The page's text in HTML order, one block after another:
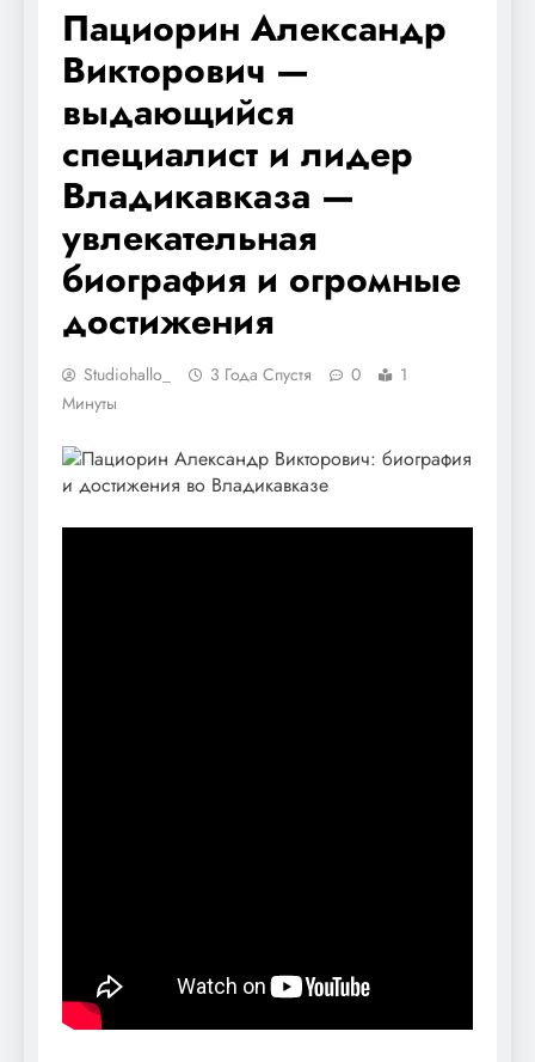
Пациорин Александр
Викторович —
выдающийся
специалист и лидер
Владикавказа —
увлекательная
биография и огромные
достижения
Studiohallo_ 3 Года Спустя 0
1
Минуты